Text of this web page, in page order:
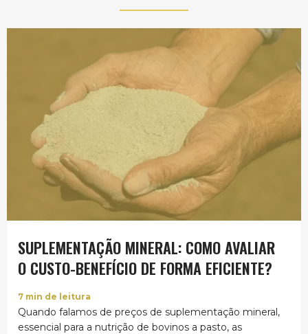
SUPLEMENTAÇÃO MINERAL: COMO AVALIAR
O CUSTO-BENEFÍCIO DE FORMA EFICIENTE?
7 min de leitura
Quando falamos de preços de suplementação mineral,
essencial para a nutrição de bovinos a pasto, as